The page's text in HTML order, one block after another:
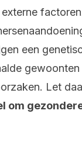
een
Let
om